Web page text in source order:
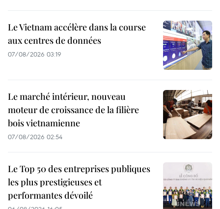
Le Vietnam accélère dans la course
aux centres de données
07/08/2026 03:19
Le marché intérieur, nouveau
moteur de croissance de la filière
bois vietnamienne
07/08/2026 02:54
Le Top 50 des entreprises publiques
les plus prestigieuses et
performantes dévoilé